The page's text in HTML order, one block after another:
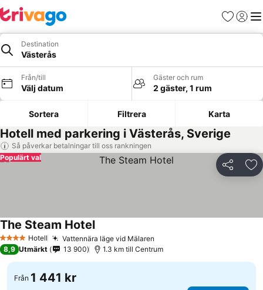
Favoriter
Logga
Destination
Västerås
Från/till
Välj datum
Gäster och rum
2 gäster, 1 rum
Sortera Filtrera Karta
Hotell med parkering i Västerås, Sverige
Så påverkar betalningar till oss rankningen
Dela
Populärt val
4 StjärnorHotell Vattennära läge vid Mälaren
The Steam Hotel
8,9 Utmärkt 13 900 1.3 km till Centrum
Från 1 441 kr